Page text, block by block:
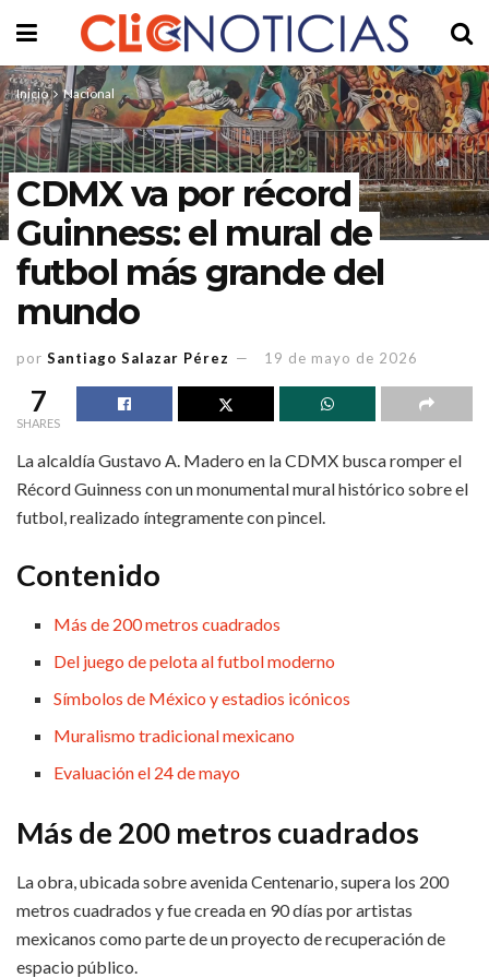
Inicio Nacional
CDMX va por récord
Guinness: el mural de
futbol más grande del
mundo
por Santiago Salazar Pérez 19 de mayo de 2026
7
SHARES
La alcaldía Gustavo A. Madero en la CDMX busca romper el
Récord Guinness con un monumental mural histórico sobre el
futbol, realizado íntegramente con pincel.
Contenido
Más de 200 metros cuadrados
Del juego de pelota al futbol moderno
Símbolos de México y estadios icónicos
Muralismo tradicional mexicano
Evaluación el 24 de mayo
Más de 200 metros cuadrados
La obra, ubicada sobre avenida Centenario, supera los 200
metros cuadrados y fue creada en 90 días por artistas
mexicanos como parte de un proyecto de recuperación de
espacio público.